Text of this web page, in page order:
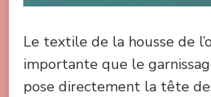
Le textile de la housse de
importante que le
pose directement la tête